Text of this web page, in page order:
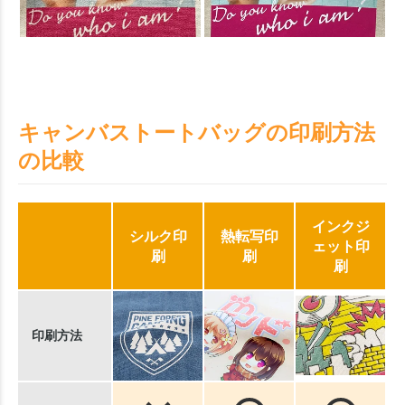
キャンバストートバッグの印刷方法
の比較
シルク印
刷
熱転写印
刷
インクジ
ェット印
刷
印刷方法